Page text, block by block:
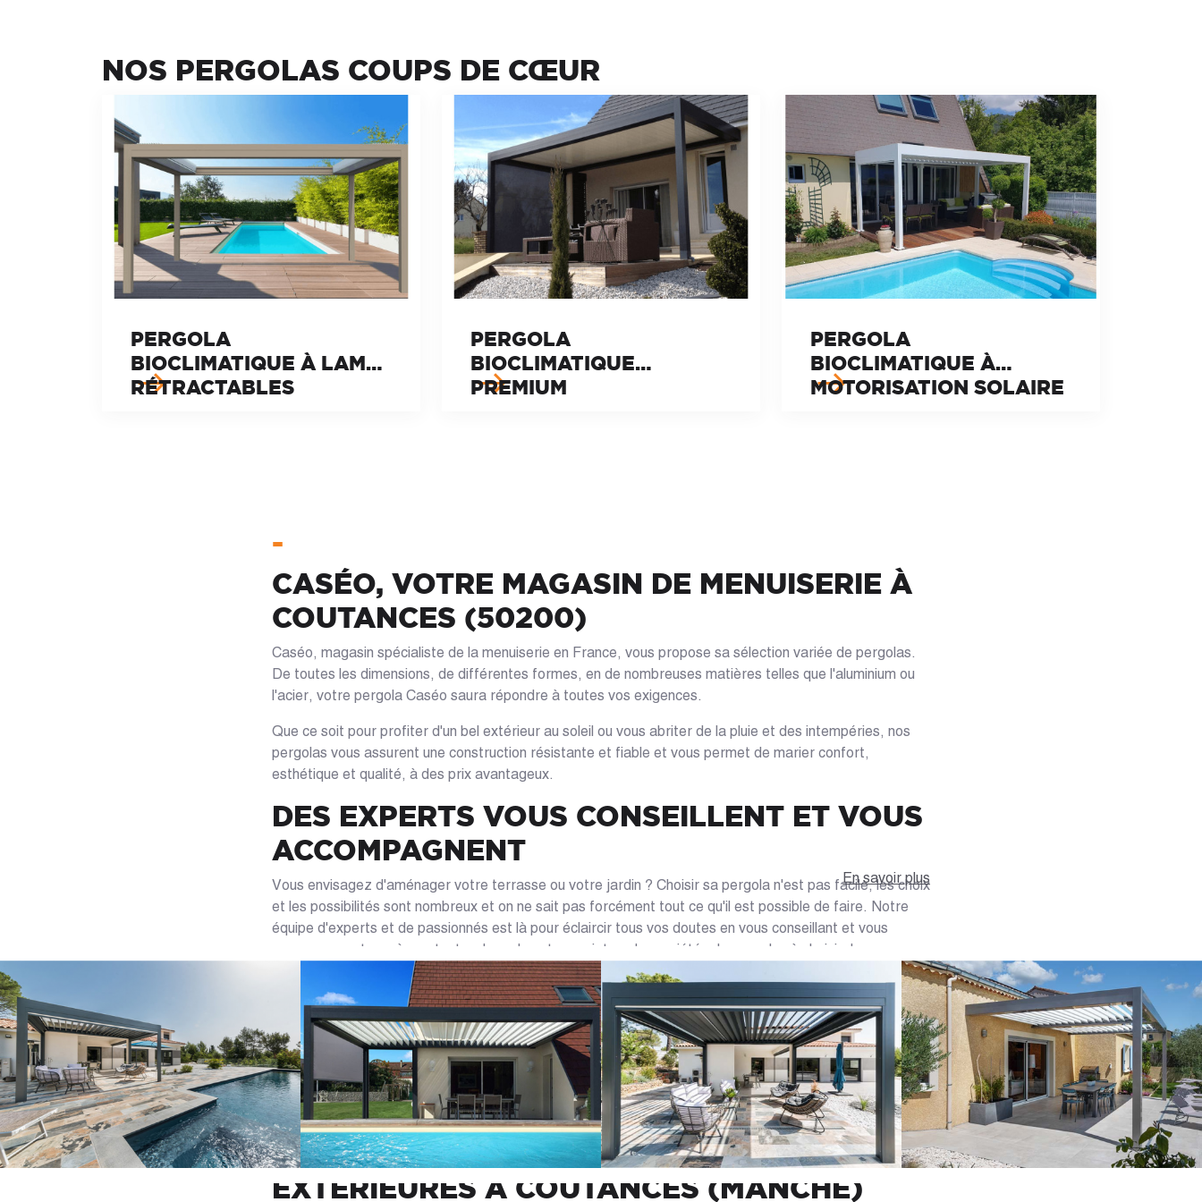
NOS PERGOLAS COUPS DE CŒUR
PERGOLA
BIOCLIMATIQUE À LAMES
RÉTRACTABLES
PERGOLA
BIOCLIMATIQUE
PREMIUM
PERGOLA
BIOCLIMATIQUE À
MOTORISATION SOLAIRE
-
CASÉO, VOTRE MAGASIN DE MENUISERIE À
COUTANCES (50200)
Caséo, magasin spécialiste de la menuiserie en France, vous propose sa sélection variée de pergolas.
De toutes les dimensions, de différentes formes, en de nombreuses matières telles que l'aluminium ou
l'acier, votre pergola Caséo saura répondre à toutes vos exigences.
Que ce soit pour profiter d'un bel extérieur au soleil ou vous abriter de la pluie et des intempéries, nos
pergolas vous assurent une construction résistante et fiable et vous permet de marier confort,
esthétique et qualité, à des prix avantageux.
DES EXPERTS VOUS CONSEILLENT ET VOUS
ACCOMPAGNENT
Vous envisagez d'aménager votre terrasse ou votre jardin ? Choisir sa pergola n'est pas facile, les choix
et les possibilités sont nombreux et on ne sait pas forcément tout ce qu'il est possible de faire. Notre
équipe d'experts et de passionnés est là pour éclaircir tous vos doutes en vous conseillant et vous
accompagnant pas à pas tout au long de votre projet sur les variétés de pergolas à choisir, leurs
matières, tailles et formes, les types de toits tels que les textiles tendus, les plaques polycarbonates,
les toiles dépliantes ou encore les lames orientables pour pergola bioclimatique possibles selon l'espace
dont vous disposez. Que vous projetiez de faire une pergola adossée à votre façade, sur votre
terrasse ou en plein centre de votre jardin, nos spécialistes et nos experts vous apportent la réponse la
plus appropriée à votre exigence. Contactez-nous et profitez dès maintenant d'un devis gratuit de votre
pergola personnalisée, fait par nos professionnels, pour votre projet.
CASÉO : VOTRE MAGASIN SPÉCIALISÉ DANS
LES MENUISERIES INTÉRIEURES ET
EXTÉRIEURES À COUTANCES (MANCHE)
En savoir plus